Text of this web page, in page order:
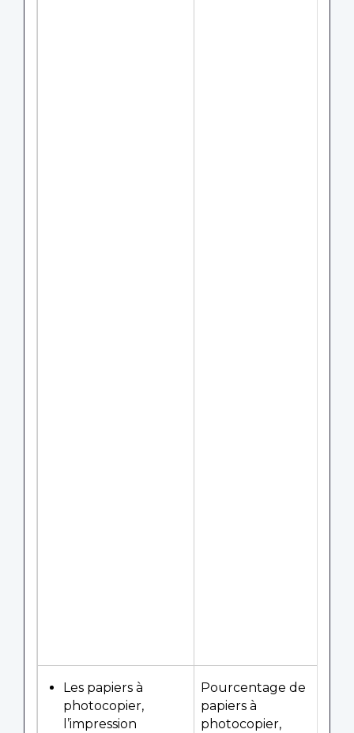
Les papiers à
photocopier,
l’impression
Pourcentage de
papiers à
photocopier,